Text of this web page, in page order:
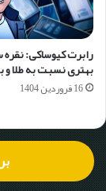
رابرت کیوساکی:
بهتری نسبت به طلا
16 فروردین 1404